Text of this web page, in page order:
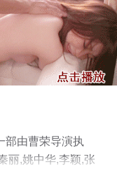
部由曹荣导演执
丽,姚中华,李颖,张